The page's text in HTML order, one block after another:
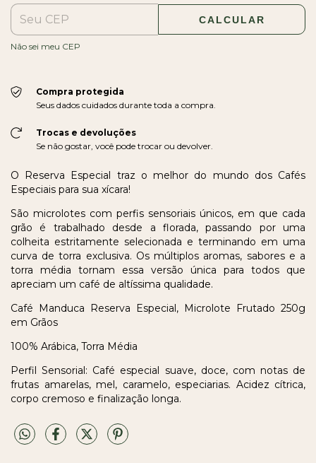
CALCULAR
Não sei meu CEP
Compra protegida
Seus dados cuidados durante toda a compra.
Trocas e devoluções
Se não gostar, você pode trocar ou devolver.
O Reserva Especial traz o melhor do mundo dos Cafés
Especiais para sua xícara!
São microlotes com perfis sensoriais únicos, em que cada
grão é trabalhado desde a florada, passando por uma
colheita estritamente selecionada e terminando em uma
curva de torra exclusiva. Os múltiplos aromas, sabores e a
torra média tornam essa versão única para todos que
apreciam um café de altíssima qualidade.
Café Manduca Reserva Especial, Microlote Frutado 250g
em Grãos
100% Arábica, Torra Média
Perfil Sensorial: Café especial suave, doce, com notas de
frutas amarelas, mel, caramelo, especiarias. Acidez cítrica,
corpo cremoso e finalização longa.